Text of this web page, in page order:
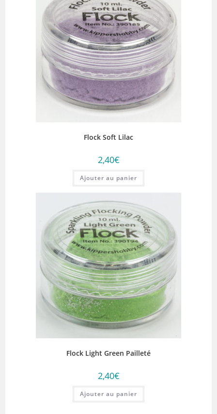
Flock Soft Lilac
2,40€
Ajouter au panier
Flock Light Green Pailleté
2,40€
Ajouter au panier